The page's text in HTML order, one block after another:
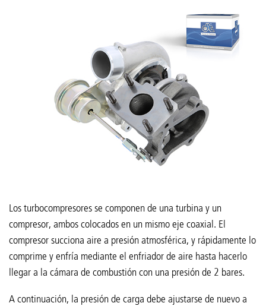
Los turbocompresores se componen de una turbina y un
compresor, ambos colocados en un mismo eje coaxial. El
compresor succiona aire a presión atmosférica, y rápidamente lo
comprime y enfría mediante el enfriador de aire hasta hacerlo
llegar a la cámara de combustión con una presión de 2 bares.
A continuación, la presión de carga debe ajustarse de nuevo a